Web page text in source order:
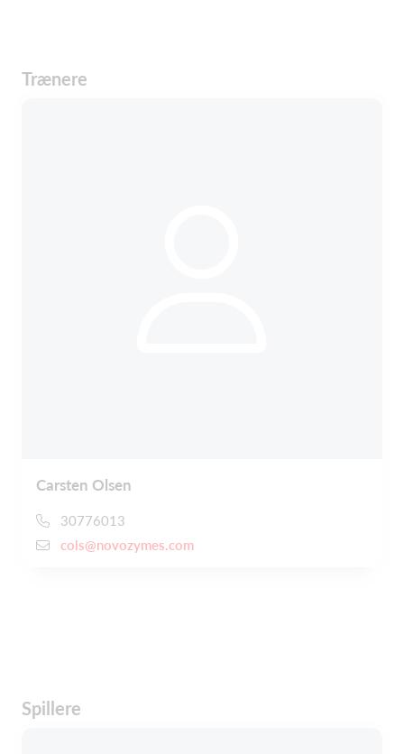
Trænere
Carsten Olsen
30776013
cols@novozymes.com
Spillere